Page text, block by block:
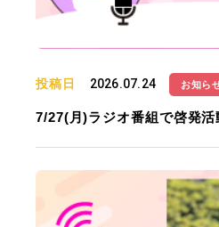
投稿日 2026.07.24 お知ら
7/27(月)ラジオ番組で啓発活